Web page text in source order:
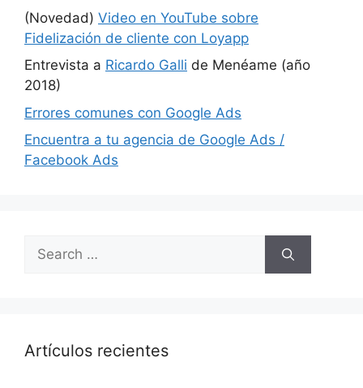
(Novedad) Video en YouTube sobre
Fidelización de cliente con Loyapp
Entrevista a Ricardo Galli de Menéame (año
2018)
Errores comunes con Google Ads
Encuentra a tu agencia de Google Ads /
Facebook Ads
Search
for:
Artículos recientes